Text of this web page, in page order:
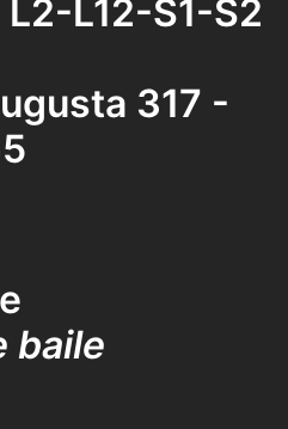
L12-S1-S2
317 -
baile